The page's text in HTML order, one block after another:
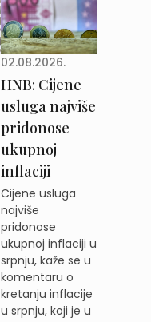
02.08.2026.
HNB: Cijene
usluga najviše
pridonose
ukupnoj
inflaciji
Cijene usluga
najviše
pridonose
ukupnoj inflaciji u
srpnju, kaže se u
komentaru o
kretanju inflacije
u srpnju, koji je u